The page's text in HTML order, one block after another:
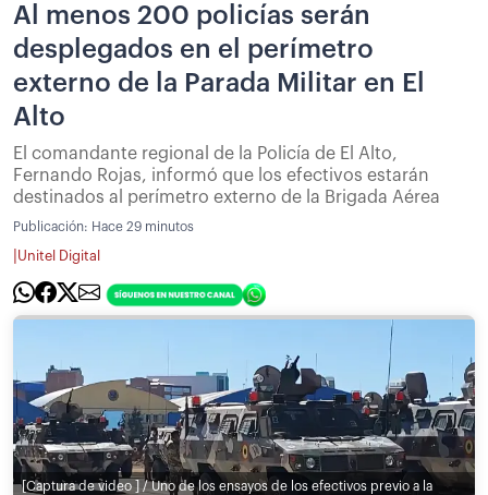
Al menos 200 policías serán
desplegados en el perímetro
externo de la Parada Militar en El
Alto
El comandante regional de la Policía de El Alto,
Fernando Rojas, informó que los efectivos estarán
destinados al perímetro externo de la Brigada Aérea
Publicación: Hace 29 minutos
Unitel Digital
[Captura de video ] / Uno de los ensayos de los efectivos previo a la